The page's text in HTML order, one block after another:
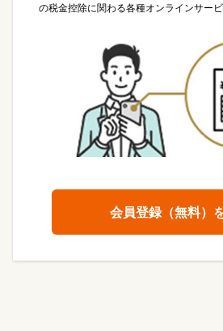
の税金控除に関わる各種オンラインサー
会員登録（無料）